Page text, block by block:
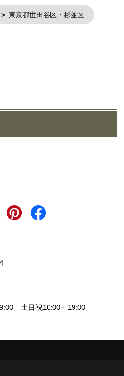
東京都世田谷区・杉並区
4
土日祝10:00～19:00